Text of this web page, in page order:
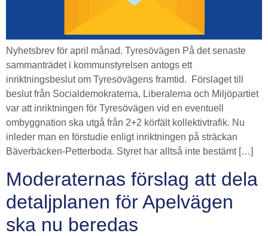
Nyhetsbrev för april månad. Tyresövägen På det senaste
sammanträdet i kommunstyrelsen antogs ett
inriktningsbeslut om Tyresövägens framtid. Förslaget till
beslut från Socialdemokraterna, Liberalerna och Miljöpartiet
var att inriktningen för Tyresövägen vid en eventuell
ombyggnation ska utgå från 2+2 körfält kollektivtrafik. Nu
inleder man en förstudie enligt inriktningen på sträckan
Bäverbäcken-Petterboda. Styret har alltså inte bestämt […]
Moderaternas förslag att dela
detaljplanen för Apelvägen
ska nu beredas